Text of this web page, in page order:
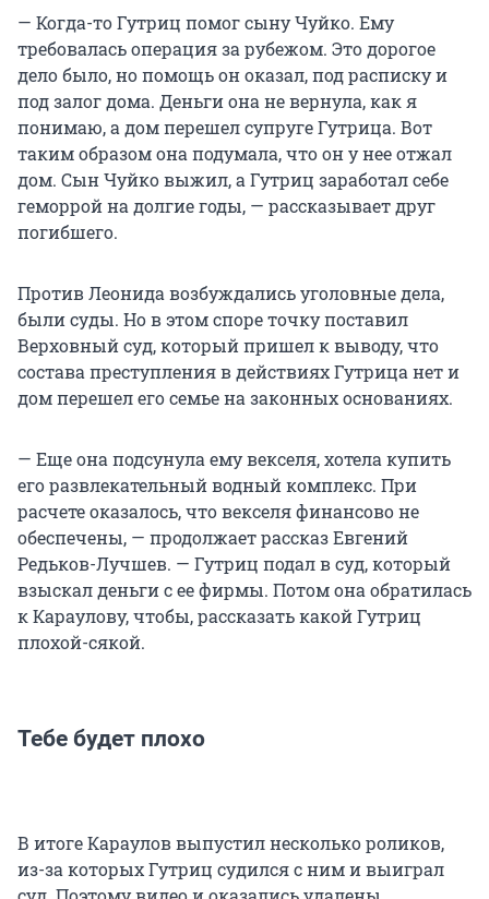
— Когда-то Гутриц помог сыну Чуйко. Ему
требовалась операция за рубежом. Это дорогое
дело было, но помощь он оказал, под расписку и
под залог дома. Деньги она не вернула, как я
понимаю, а дом перешел супруге Гутрица. Вот
таким образом она подумала, что он у нее отжал
дом. Сын Чуйко выжил, а Гутриц заработал себе
геморрой на долгие годы, — рассказывает друг
погибшего.
Против Леонида возбуждались уголовные дела,
были суды. Но в этом споре точку поставил
Верховный суд, который пришел к выводу, что
состава преступления в действиях Гутрица нет и
дом перешел его семье на законных основаниях.
— Еще она подсунула ему векселя, хотела купить
его развлекательный водный комплекс. При
расчете оказалось, что векселя финансово не
обеспечены, — продолжает рассказ Евгений
Редьков-Лучшев. — Гутриц подал в суд, который
взыскал деньги с ее фирмы. Потом она обратилась
к Караулову, чтобы, рассказать какой Гутриц
плохой-сякой.
Тебе будет плохо
В итоге Караулов выпустил несколько роликов,
из-за которых Гутриц судился с ним и выиграл